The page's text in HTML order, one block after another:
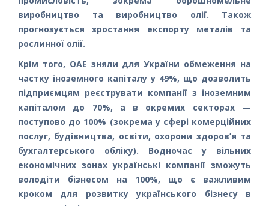
виробництво та виробництво олії. Також
прогнозується зростання експорту металів та
рослинної олії.
Крім того, ОАЕ зняли для України обмеження на
частку іноземного капіталу у 49%, що дозволить
підприємцям реєструвати компанії з іноземним
капіталом до 70%, а в окремих секторах —
поступово до 100% (зокрема у сфері комерційних
послуг, будівництва, освіти, охорони здоров’я та
бухгалтерського обліку). Водночас у вільних
економічних зонах українські компанії зможуть
володіти бізнесом на 100%, що є важливим
кроком для розвитку українського бізнесу в